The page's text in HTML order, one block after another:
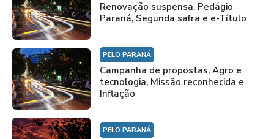
Renovação suspensa, Pedágio
Paraná, Segunda safra e e-Título
PELO PARANÁ
Campanha de propostas, Agro e
tecnologia, Missão reconhecida e
Inflação
PELO PARANÁ